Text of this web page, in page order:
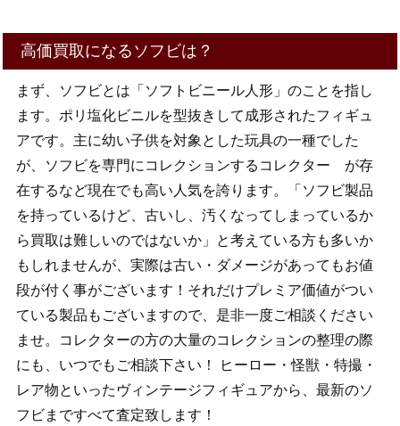
高価買取になるソフビは？
まず、ソフビとは「ソフトビニール人形」のことを指し
ます。ポリ塩化ビニルを型抜きして成形されたフィギュ
アです。主に幼い子供を対象とした玩具の一種でした
が、ソフビを専門にコレクションするコレクター が存
在するなど現在でも高い人気を誇ります。「ソフビ製品
を持っているけど、古いし、汚くなってしまっているか
ら買取は難しいのではないか」と考えている方も多いか
もしれませんが、実際は古い・ダメージがあってもお値
段が付く事がございます！それだけプレミア価値がつい
ている製品もございますので、是非一度ご相談ください
ませ。コレクターの方の大量のコレクションの整理の際
にも、いつでもご相談下さい！ ヒーロー・怪獣・特撮・
レア物といったヴィンテージフィギュアから、最新のソ
フビまですべて査定致します！